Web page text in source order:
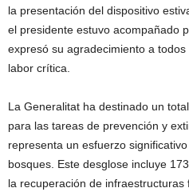
la presentación del dispositivo
el presidente estuvo acompañado
expresó su agradecimiento a
labor crítica.
La Generalitat ha destinado un
para las tareas de prevención y
representa un esfuerzo
bosques. Este desglose incluye
la recuperación de